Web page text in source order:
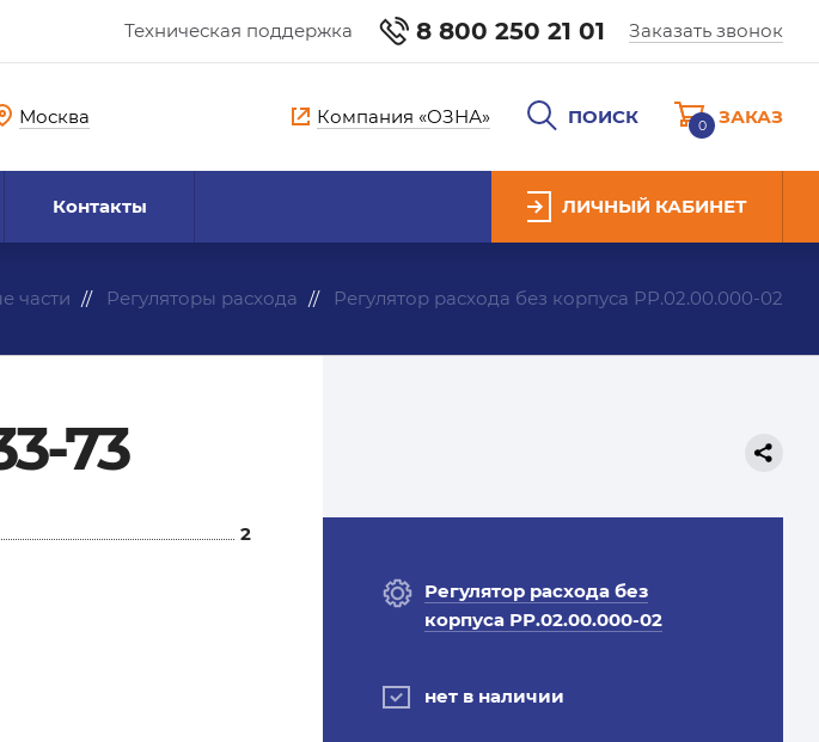
Техническая поддержка 8 800 250 21 01 Заказать звонок
Москва Компания «ОЗНА» ПОИСК 0 ЗАКАЗ
Контакты ЛИЧНЫЙ КАБИНЕТ
части Регуляторы расхода Регулятор расхода без корпуса РР.02.00.000-02
73
2
Регулятор расхода без
корпуса РР.02.00.000-02
нет в наличии